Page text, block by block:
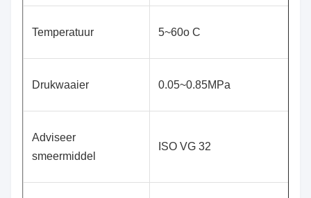
Temperatuur 5~60o C
Drukwaaier 0.05~0.85MPa
Adviseer
smeermiddel
ISO VG 32